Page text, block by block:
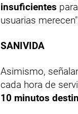
insuficientes
usuarias
SANIVIDA
Asimismo,
cada hora de
10 minutos